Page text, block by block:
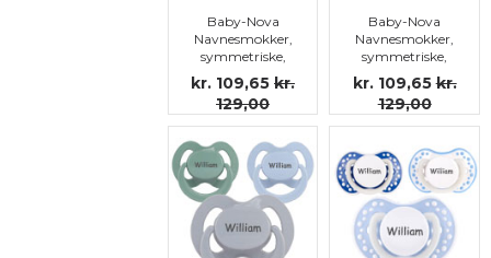
Baby-Nova
Navnesmokker,
symmetriske,
kr. 109,65 kr.
129,00
Baby-Nova
Navnesmokker,
symmetriske,
silikon str.3
kr. 109,65 kr.
129,00